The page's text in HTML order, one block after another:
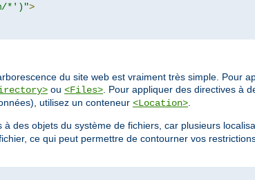
*')">
du site web est vraiment très simple. Pour
ou <Files> . Pour appliquer des directives à
utilisez un conteneur <Location>
à des objets du système de fichiers, car plusieurs
ce qui peut permettre de contourner vos